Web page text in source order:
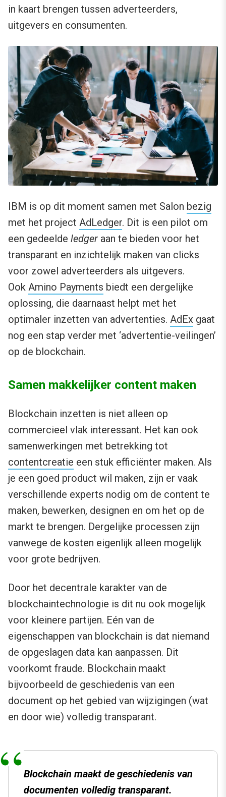
in kaart brengen tussen adverteerders,
uitgevers en consumenten.
IBM is op dit moment samen met Salon bezig
met het project AdLedger. Dit is een pilot om
een gedeelde ledger aan te bieden voor het
transparant en inzichtelijk maken van clicks
voor zowel adverteerders als uitgevers.
Ook Amino Payments biedt een dergelijke
oplossing, die daarnaast helpt met het
optimaler inzetten van advertenties. AdEx gaat
nog een stap verder met ‘advertentie-veilingen’
op de blockchain.
Samen makkelijker content maken
Blockchain inzetten is niet alleen op
commercieel vlak interessant. Het kan ook
samenwerkingen met betrekking tot
contentcreatie een stuk efficiënter maken. Als
je een goed product wil maken, zijn er vaak
verschillende experts nodig om de content te
maken, bewerken, designen en om het op de
markt te brengen. Dergelijke processen zijn
vanwege de kosten eigenlijk alleen mogelijk
voor grote bedrijven.
Door het decentrale karakter van de
blockchaintechnologie is dit nu ook mogelijk
voor kleinere partijen. Eén van de
eigenschappen van blockchain is dat niemand
de opgeslagen data kan aanpassen. Dit
voorkomt fraude. Blockchain maakt
bijvoorbeeld de geschiedenis van een
document op het gebied van wijzigingen (wat
en door wie) volledig transparant.
Blockchain maakt de geschiedenis van
documenten volledig transparant.